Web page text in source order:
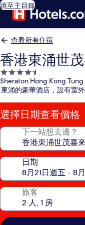
跳至主目錄
查看所有住宿
香港東涌世
4.5
星
級
住
宿
Sheraton Hong Kong
東涌的豪華酒店，設有室
選擇日期查看價格
下一站想去邊？
日期
旅客